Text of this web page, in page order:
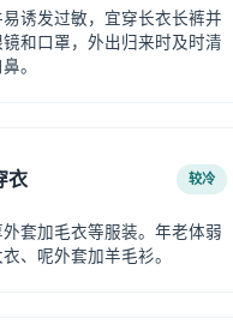
诱发过敏，宜穿长衣长裤并
和口罩，外出归来时及时清
。
衣 较冷
套加毛衣等服装。年老体弱
、呢外套加羊毛衫。